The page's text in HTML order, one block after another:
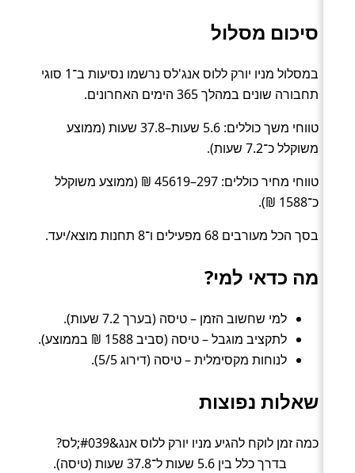
סיכום מסלול
במסלול מניו יורק ללוס אנג'לס נרשמו נסיעות ב־1 סוגי
תחבורה שונים במהלך 365 הימים האחרונים.
טווחי משך כוללים: 5.6 שעות–37.8 שעות (ממוצע
משוקלל כ־7.2 שעות).
טווחי מחיר כוללים: 297–45619 ₪ (ממוצע משוקלל
כ־1588 ₪).
בסך הכל מעורבים 68 מפעילים ו־8 תחנות מוצא/יעד.
מה כדאי למי?
למי שחשוב הזמן – טיסה (בערך 7.2 שעות).
לתקציב מוגבל – טיסה (סביב 1588 ₪ בממוצע).
לנוחות מקסימלית – טיסה (דירוג 5/5).
שאלות נפוצות
כמה זמן לוקח להגיע מניו יורק ללוס אנג&#039;לס?
בדרך כלל בין 5.6 שעות ל־37.8 שעות (טיסה).